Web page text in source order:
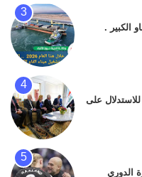
كيا بنكو
الدولي .
، و انا
للاستدلال على
الدوري